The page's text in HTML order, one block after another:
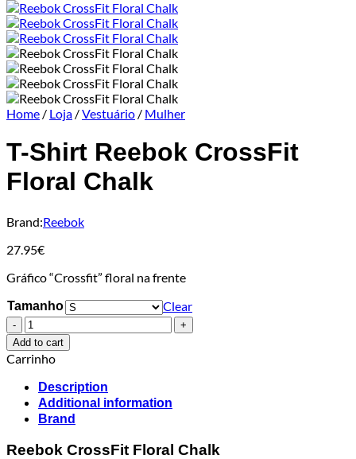
Home / Loja /Vestuário / Mulher
T-Shirt Reebok CrossFit
Floral Chalk
Brand:Reebok
27.95€
Gráfico “Crossfit” floral na frente
Tamanho
Clear
T-
Shirt
Reebok
CrossFit
Floral
Chalk
quantity
Add to cart
Carrinho
Description
Additional information
Brand
Reebok CrossFit Floral Chalk